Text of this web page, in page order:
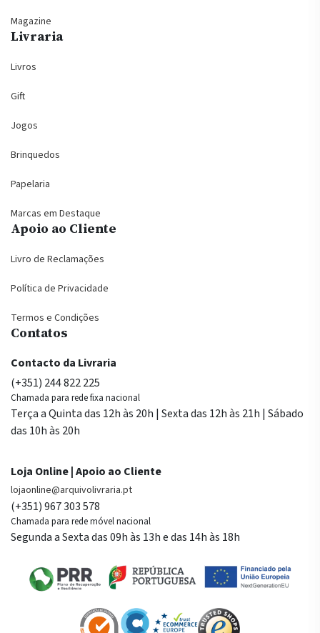
Magazine
Livraria
Livros
Gift
Jogos
Brinquedos
Papelaria
Marcas em Destaque
Apoio ao Cliente
Livro de Reclamações
Política de Privacidade
Termos e Condições
Contatos
Contacto da Livraria
(+351) 244 822 225
Chamada para rede fixa nacional
Terça a Quinta das 12h às 20h | Sexta das 12h às 21h | Sábado
das 10h às 20h
Loja Online | Apoio ao Cliente
lojaonline@arquivolivraria.pt
(+351) 967 303 578
Chamada para rede móvel nacional
Segunda a Sexta das 09h às 13h e das 14h às 18h